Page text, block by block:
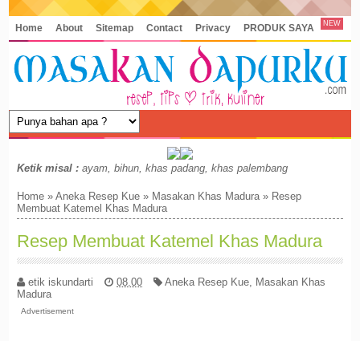
Home About Sitemap Contact Privacy PRODUK SAYA NEW
Ketik misal : ayam, bihun, khas padang, khas palembang
Home »Aneka Resep Kue » Masakan Khas Madura» Resep
Membuat Katemel Khas Madura
Resep Membuat Katemel Khas Madura
etik iskundarti 08.00 Aneka Resep Kue Masakan Khas
Madura
Advertisement